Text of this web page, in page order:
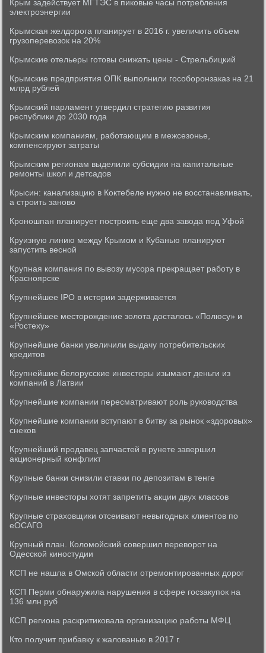
Крым задействует МГТЭС в пиковые часы потребления
электроэнергии
Крымская желдорога планирует в 2016 г. увеличить объем
грузоперевозок на 20%
Крымские отельеры готовы снижать цены - Стрельбицкий
Крымские предприятия ОПК выполнили гособоронзаказ на 21
млрд рублей
Крымский парламент утвердил стратегию развития
республики до 2030 года
Крымским компаниям, работающим в межсезонье,
компенсируют затраты
Крымским регионам выделили субсидии на капитальные
ремонты школ и детсадов
Крысин: канализацию в Коктебеле нужно не восстанавливать,
а строить заново
Кроношпан планирует построить еще два завода под Уфой
Круизную линию между Крымом и Кубанью планируют
запустить весной
Крупная компания по вывозу мусора прекращает работу в
Красноярске
Крупнейшее IPO в истории задерживается
Крупнейшее месторождение золота досталось «Полюсу» и
«Ростеху»
Крупнейшие банки увеличили выдачу потребительских
кредитов
Крупнейшие белорусские инвесторы изымают деньги из
компаний в Латвии
Крупнейшие компании пересматривают роль руководства
Крупнейшие компании вступают в битву за рынок «здоровых»
снеков
Крупнейший продавец запчастей в рунете завершил
акционерный конфликт
Крупные банки снизили ставки по депозитам в тенге
Крупные инвесторы хотят запретить акции двух классов
Крупные страховщики отсеивают невыгодных клиентов по
еОСАГО
Крупный план. Коломойский совершил переворот на
Одесской киностудии
КСП не нашла в Омской области отремонтированных дорог
КСП Перми обнаружила нарушения в сфере госзакупок на
136 млн руб
КСП региона раскритиковала организацию работы МФЦ
Кто получит прибавку к жалованью в 2017 г.